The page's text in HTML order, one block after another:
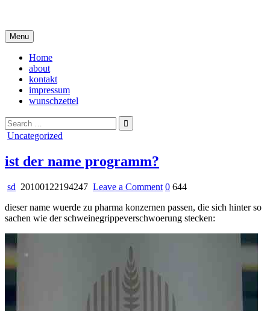
content
Menu
Home
about
kontakt
impressum
wunschzettel
Search
for:
Posted
Uncategorized
ist der name programm?
sd 20100122194247 Leave a Commenton
der
name
0 644
dieser name wuerde zu pharma konzernen passen, die sich hinter so
sachen wie der schweinegrippeverschwoerung stecken: